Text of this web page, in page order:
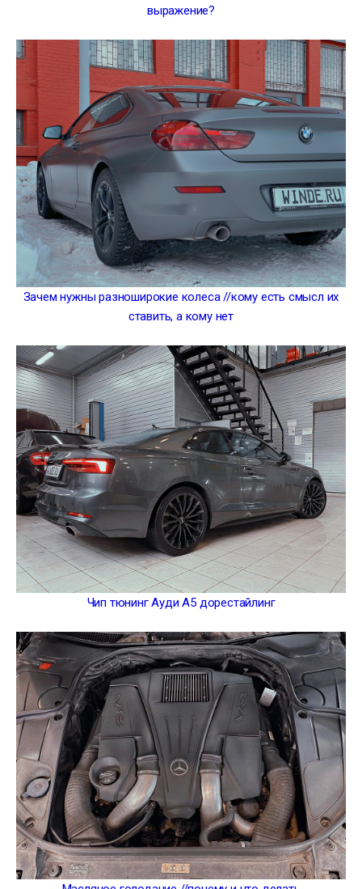
выражение?
Зачем нужны разноширокие колеса //кому есть смысл их
ставить, а кому нет
Чип тюнинг Ауди А5 дорестайлинг